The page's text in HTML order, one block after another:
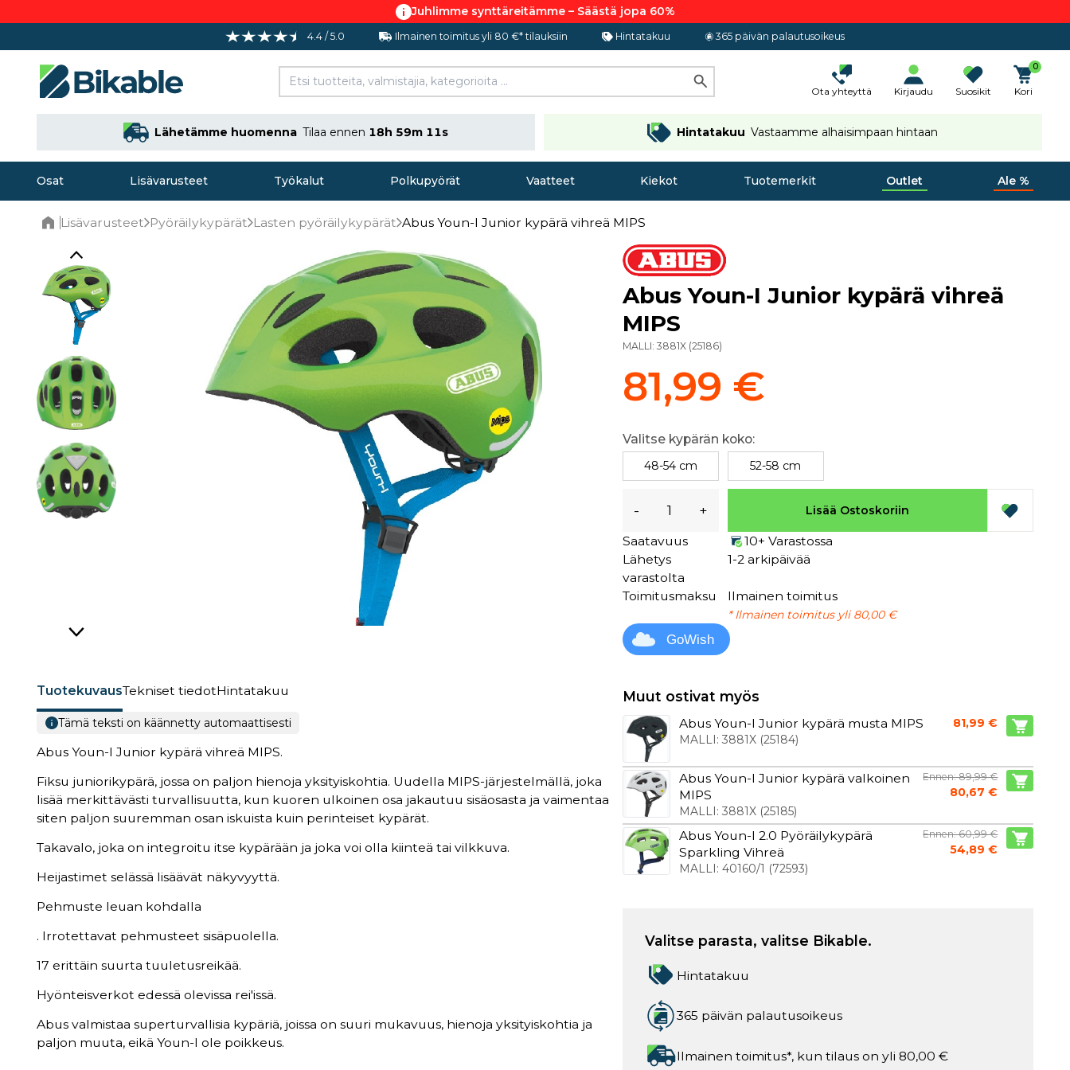
Juhlimme synttäreitämme – Säästä jopa 60%
4.4 / 5.0 Ilmainen toimitus yli 80 €* tilauksiin Hintatakuu 365 päivän palautusoikeus
Ota yhteyttä Kirjaudu Suosikit
0
Kori
Lähetämme huomenna Tilaa ennen 18h 59m 11s Hintatakuu Vastaamme alhaisimpaan hintaan
Osat Lisävarusteet Työkalut Polkupyörät Vaatteet Kiekot Tuotemerkit Outlet Ale %
Lisävarusteet Pyöräilykypärät Lasten pyöräilykypärät Abus Youn-I Junior kypärä vihreä MIPS
TuotekuvausTekniset tiedotHintatakuu
Tämä teksti on käännetty automaattisesti
Abus Youn-I Junior kypärä vihreä MIPS.
Fiksu juniorikypärä, jossa on paljon hienoja yksityiskohtia. Uudella MIPS-järjestelmällä, joka
lisää merkittävästi turvallisuutta, kun kuoren ulkoinen osa jakautuu sisäosasta ja vaimentaa
siten paljon suuremman osan iskuista kuin perinteiset kypärät.
Takavalo, joka on integroitu itse kypärään ja joka voi olla kiinteä tai vilkkuva.
Heijastimet selässä lisäävät näkyvyyttä.
Pehmuste leuan kohdalla
. Irrotettavat pehmusteet sisäpuolella.
17 erittäin suurta tuuletusreikää.
Hyönteisverkot edessä olevissa rei'issä.
Abus valmistaa superturvallisia kypäriä, joissa on suuri mukavuus, hienoja yksityiskohtia ja
paljon muuta, eikä Youn-I ole poikkeus.
Abus Youn-I Junior kypärä vihreä
MIPS
MALLI:3881X (25186)
81,99 €
Valitse kypärän koko:
48-54 cm 52-58 cm
- + Lisää Ostoskoriin
Saatavuus
10+ Varastossa
Lähetys
varastolta
1-2 arkipäivää
Toimitusmaksu Ilmainen toimitus
* Ilmainen toimitus yli 80,00 €
GoWish
Muut ostivat myös
Abus Youn-I Junior kypärä musta MIPS
MALLI: 3881X(25184)
81,99 €
Abus Youn-I Junior kypärä valkoinen
MIPS
MALLI: 3881X(25185)
Ennen: 89,99 €
80,67 €
Abus Youn-I 2.0 Pyöräilykypärä
Sparkling Vihreä
MALLI: 40160/1 (72593)
Ennen: 60,99 €
54,89 €
Valitse parasta, valitse Bikable.
Hintatakuu
365 päivän palautusoikeus
Ilmainen toimitus*, kun tilaus on yli 80,00 €